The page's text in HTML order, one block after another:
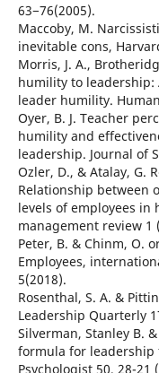
63−76(2005).
Maccoby, M.
inevitable cons,
Morris, J. A.,
humility to leadership:
leader humility.
Oyer, B. J. Teacher
humility and
leadership. Journal of
Ozler, D., & Atalay, G.
Relationship between
levels of employees in
management review 1
Peter, B. & Chinm, O.
Employees,
5(2018).
Rosenthal, S. A. &
Leadership Quarterly
Silverman, Stanley B.
formula for
Psychologist 50, 28-21